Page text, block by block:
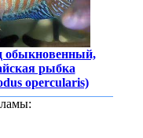
обыкновенный,
рыбка
opercularis)